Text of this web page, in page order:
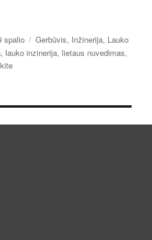
spalio Kategorijos
Gerbūvis, Inžinerija, Lauko
, lauko inzinerija, lietaus nuvedimas,
įrašą
Drenažas.